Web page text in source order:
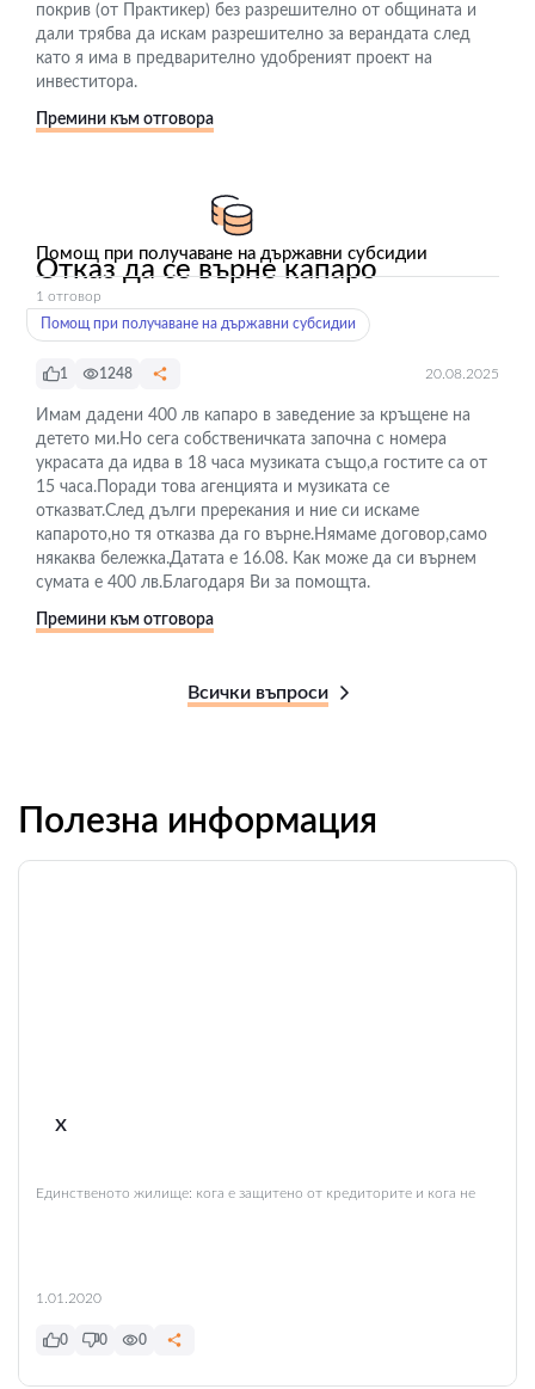
покрив (от Практикер) без разрешително от общината и
дали трябва да искам разрешително за верандата след
като я има в предварително удобреният проект на
инвеститора.
Премини към отговора
Помощ при получаване на държавни субсидии
Отказ да се върне капаро
1 отговор
Помощ при получаване на държавни субсидии
1 1248 20.08.2025
Имам дадени 400 лв капаро в заведение за кръщене на
детето ми.Но сега собственичката започна с номера
украсата да идва в 18 часа музиката също,а гостите са от
15 часа.Поради това агенцията и музиката се
отказват.След дълги пререкания и ние си искаме
капарото,но тя отказва да го върне.Нямаме договор,само
някаква бележка.Датата е 16.08. Как може да си върнем
сумата е 400 лв.Благодаря Ви за помощта.
Премини към отговора
Всички въпроси
Полезна информация
x
Единственото жилище: кога е защитено от кредиторите и кога не
1.01.2020
0 0 0